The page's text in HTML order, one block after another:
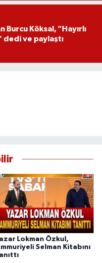
Burcu Köksal, "Hayırlı
dedi ve paylaştı
Lokman Özkul,
Selman Kitabını